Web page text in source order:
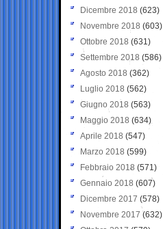
Dicembre 2018 (623)
Novembre 2018 (603)
Ottobre 2018 (631)
Settembre 2018 (586)
Agosto 2018 (362)
Luglio 2018 (562)
Giugno 2018 (563)
Maggio 2018 (634)
Aprile 2018 (547)
Marzo 2018 (599)
Febbraio 2018 (571)
Gennaio 2018 (607)
Dicembre 2017 (578)
Novembre 2017 (632)